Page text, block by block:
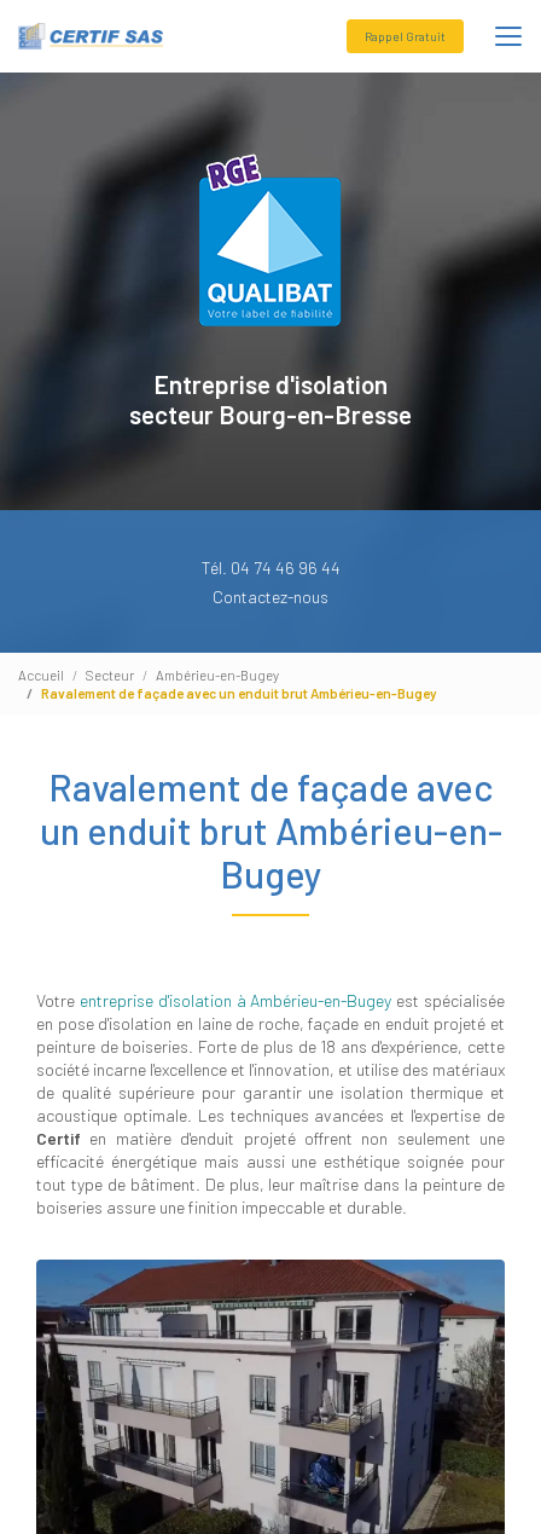
Rappel Gratuit
Entreprise d'isolation
secteurBourg-en-Bresse
Tél. 04 74 46 96 44
Contactez-nous
Accueil Secteur
Ambérieu-en-Bugey
Ravalement de façade avec un enduit brut Ambérieu-en-Bugey
Ravalement de façade avec
un enduit brut Ambérieu-en-
Bugey
Votre entreprise d'isolation à Ambérieu-en-Bugey est spécialisée
en pose d'isolation en laine de roche, façade en enduit projeté et
peinture de boiseries. Forte de plus de 18 ans d'expérience, cette
société incarne l'excellence et l'innovation, et utilise des matériaux
de qualité supérieure pour garantir une isolation thermique et
acoustique optimale. Les techniques avancées et l'expertise de
Certif en matière d'enduit projeté offrent non seulement une
efficacité énergétique mais aussi une esthétique soignée pour
tout type de bâtiment. De plus, leur maîtrise dans la peinture de
boiseries assure une finition impeccable et durable.